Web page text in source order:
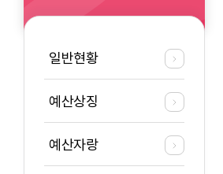
일반현황
예산상징
예산자랑